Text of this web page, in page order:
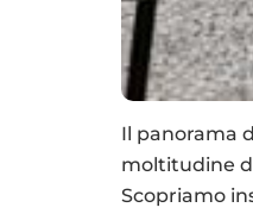
Il panorama
moltitudine
Scopriamo